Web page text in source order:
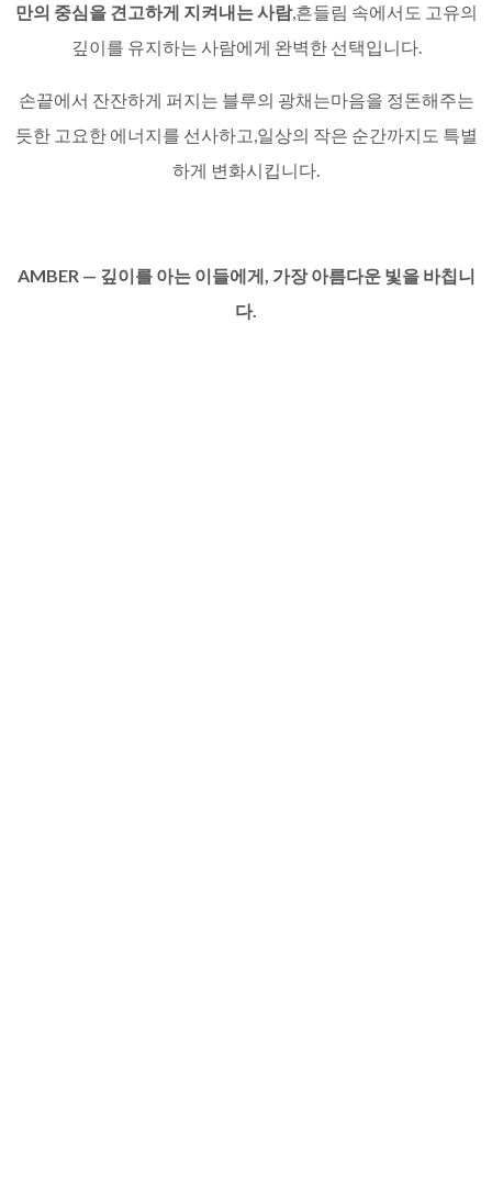
만의 중심을 견고하게 지켜내는 사람,흔들림 속에서도 고유의
깊이를 유지하는 사람에게 완벽한 선택입니다.
손끝에서 잔잔하게 퍼지는 블루의 광채는마음을 정돈해주는
듯한 고요한 에너지를 선사하고,일상의 작은 순간까지도 특별
하게 변화시킵니다.
AMBER — 깊이를 아는 이들에게, 가장 아름다운 빛을 바칩니
다.